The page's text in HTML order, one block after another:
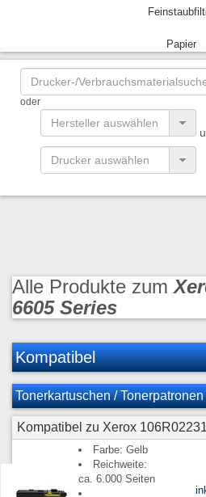
Papier
oder
Alle Produkte zum
6605 Series
Kompatibel
Tonerkartuschen /
Kompatibel zu Xerox
Farbe: Gelb
Reichweite:
ca. 6.000 Seiten